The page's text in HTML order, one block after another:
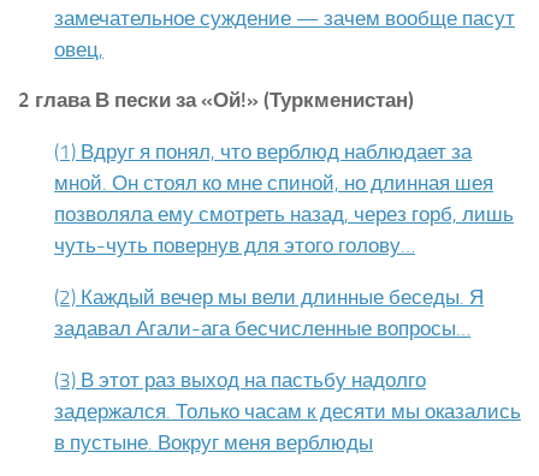
замечательное суждение — зачем вообще пасут
овец,
2 глава В пески за «Ой!» (Туркменистан)
(1) Вдруг я понял, что верблюд наблюдает за
мной. Он стоял ко мне спиной, но длинная шея
позволяла ему смотреть назад, через горб, лишь
чуть-чуть повернув для этого голову…
(2) Каждый вечер мы вели длинные беседы. Я
задавал Агали-ага бесчисленные вопросы…
(3) В этот раз выход на пастьбу надолго
задержался. Только часам к десяти мы оказались
в пустыне. Вокруг меня верблюды